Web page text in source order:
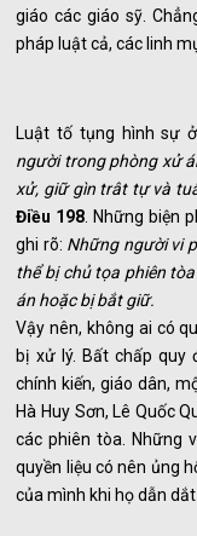
giáo các giáo sỹ.
pháp luật cả, các linh
Luật tố tụng hình sự ở
người trong phòng xử
xử, giữ gìn trât tự và
Điều 198 . Những
ghi rõ: Những người vi
thể bị chủ tọa phiên
án hoặc bị bắt giữ.
Vậy nên, không ai có
bị xử lý. Bất chấp quy
chính kiến, giáo dân,
Hà Huy Sơn, Lê Quốc
các phiên tòa. Những
quyền liệu có nên ủng
của mình khi họ dẫn